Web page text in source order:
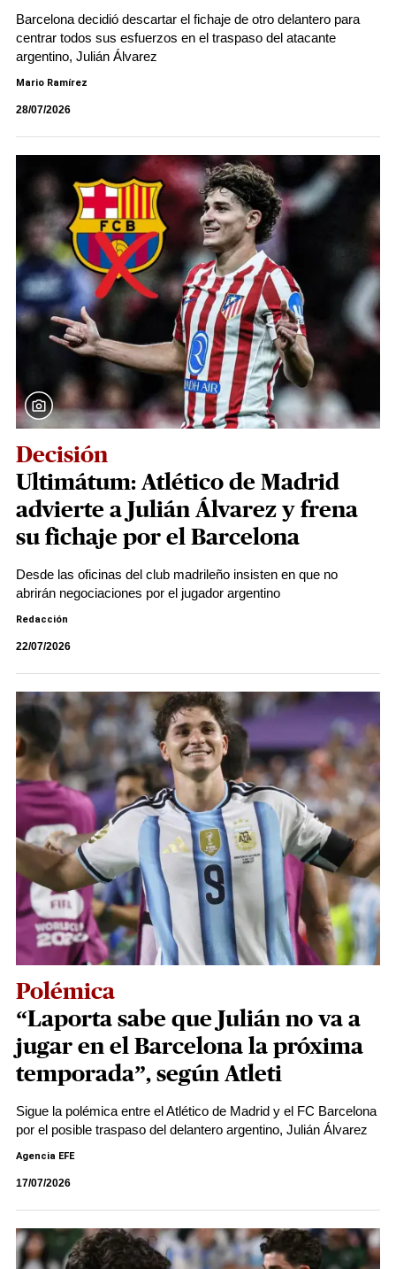
Barcelona decidió descartar el fichaje de otro delantero para
centrar todos sus esfuerzos en el traspaso del atacante
argentino, Julián Álvarez
Mario Ramírez
28/07/2026
Decisión
Ultimátum: Atlético de Madrid
advierte a Julián Álvarez y frena
su fichaje por el Barcelona
Desde las oficinas del club madrileño insisten en que no
abrirán negociaciones por el jugador argentino
Redacción
22/07/2026
Polémica
“Laporta sabe que Julián no va a
jugar en el Barcelona la próxima
temporada”, según Atleti
Sigue la polémica entre el Atlético de Madrid y el FC Barcelona
por el posible traspaso del delantero argentino, Julián Álvarez
Agencia EFE
17/07/2026